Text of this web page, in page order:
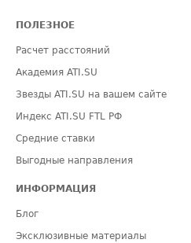
ПОЛЕЗНОЕ
Расчет расстояний
Академия ATI.SU
Звезды ATI.SU на вашем сайте
Индекс ATI.SU FTL РФ
Средние ставки
Выгодные направления
ИНФОРМАЦИЯ
Блог
Эксклюзивные материалы